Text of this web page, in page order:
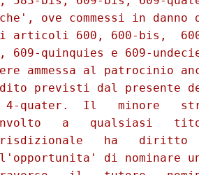
ove commessi in danno
articoli 600, 600-bis,
609-quinquies e 609-
ammessa al patrocinio
previsti dal presente
4-quater.  Il   minore
a   qualsiasi
ha   diritto
di nominare